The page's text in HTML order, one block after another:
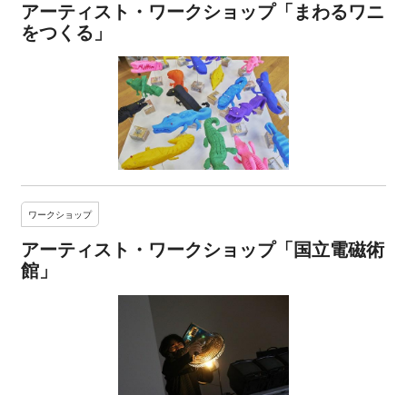
アーティスト・ワークショップ「まわるワニ
をつくる」
ワークショップ
アーティスト・ワークショップ「国立電磁術
館」